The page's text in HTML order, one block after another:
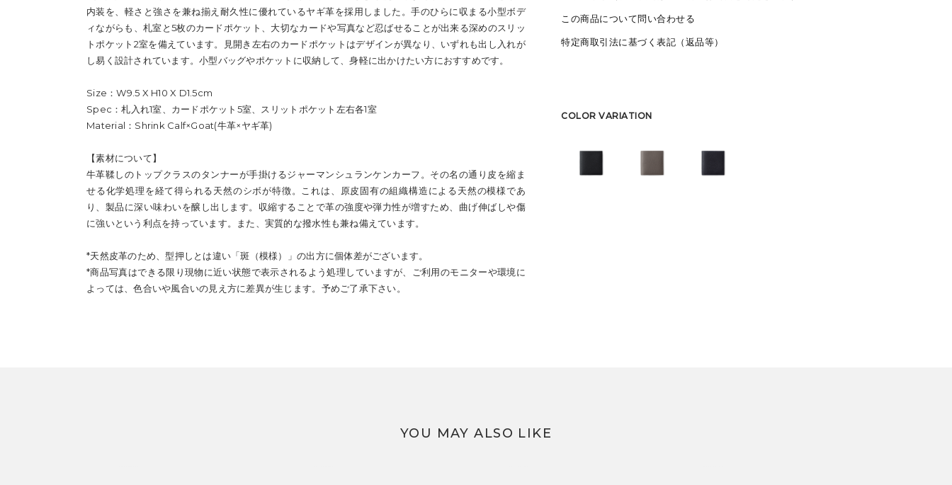
内装を、軽さと強さを兼ね揃え耐久性に優れているヤギ革を採用しました。手のひらに収まる小型ボデ
ィながらも、札室と5枚のカードポケット、大切なカードや写真など忍ばせることが出来る深めのスリッ
トポケット2室を備えています。見開き左右のカードポケットはデザインが異なり、いずれも出し入れが
し易く設計されています。小型バッグやポケットに収納して、身軽に出かけたい方におすすめです。
Size：W9.5 X H10 X D1.5cm
Spec：札入れ1室、カードポケット5室、スリットポケット左右各1室
Material：Shrink Calf×Goat(牛革×ヤギ革)
【素材について】
牛革鞣しのトップクラスのタンナーが手掛けるジャーマンシュランケンカーフ。その名の通り皮を縮ま
せる化学処理を経て得られる天然のシボが特徴。これは、原皮固有の組織構造による天然の模様であ
り、製品に深い味わいを醸し出します。収縮することで革の強度や弾力性が増すため、曲げ伸ばしや傷
に強いという利点を持っています。また、実質的な撥水性も兼ね備えています。
*天然皮革のため、型押しとは違い「斑（模様）」の出方に個体差がございます。
*商品写真はできる限り現物に近い状態で表示されるよう処理していますが、ご利用のモニターや環境に
よっては、色合いや風合いの見え方に差異が生じます。予めご了承下さい。
この商品について問い合わせる
特定商取引法に基づく表記（返品等）
COLOR VARIATION
YOU MAY ALSO LIKE